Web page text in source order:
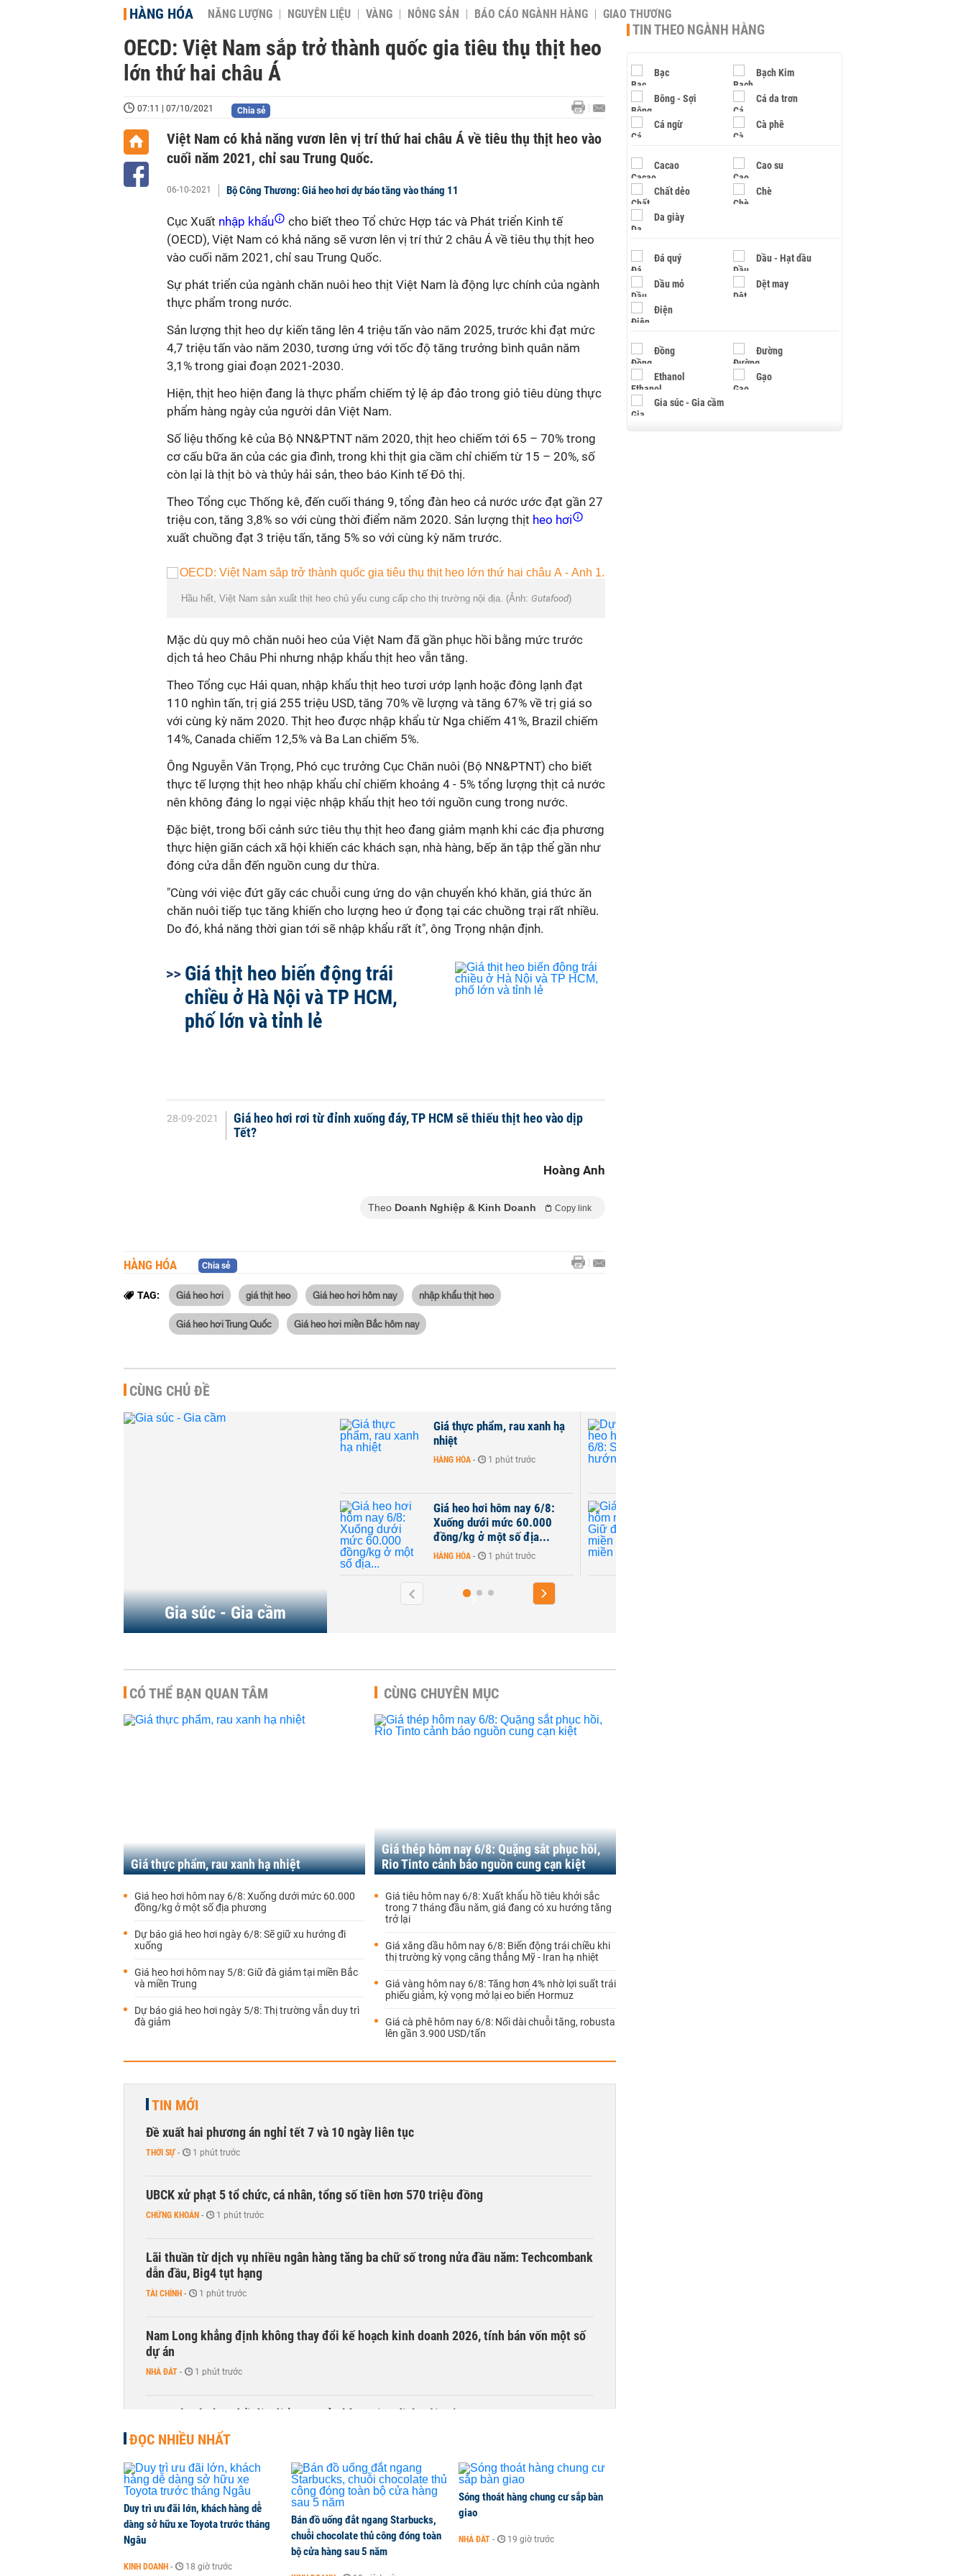
HÀNG HÓA NĂNG LƯỢNG NGUYÊN LIỆU VÀNG NÔNG SẢN BÁO CÁO NGÀNH HÀNG GIAO THƯƠNG
OECD: Việt Nam sắp trở thành quốc gia tiêu thụ thịt heo
lớn thứ hai châu Á
07:11 | 07/10/2021 Chia sẻ
Việt Nam có khả năng vươn lên vị trí thứ hai châu Á về tiêu thụ thịt heo vào
cuối năm 2021, chỉ sau Trung Quốc.
06-10-2021 Bộ Công Thương: Giá heo hơi dự báo tăng vào tháng 11
Cục Xuất nhập khẩu
cho biết theo Tổ chức Hợp tác và Phát triển Kinh tế
(OECD), Việt Nam có khả năng sẽ vươn lên vị trí thứ 2 châu Á về tiêu thụ thịt heo
vào cuối năm 2021, chỉ sau Trung Quốc.
Sự phát triển của ngành chăn nuôi heo thịt Việt Nam là động lực chính của ngành
thực phẩm trong nước.
Sản lượng thịt heo dự kiến tăng lên 4 triệu tấn vào năm 2025, trước khi đạt mức
4,7 triệu tấn vào năm 2030, tương ứng với tốc độ tăng trưởng bình quân năm
3,1% trong giai đoạn 2021-2030.
Hiện, thịt heo hiện đang là thực phẩm chiếm tỷ lệ áp đảo trong giỏ tiêu dùng thực
phẩm hàng ngày của người dân Việt Nam.
Số liệu thống kê của Bộ NN&PTNT năm 2020, thịt heo chiếm tới 65 – 70% trong
cơ cấu bữa ăn của các gia đình, trong khi thịt gia cầm chỉ chiếm từ 15 – 20%, số
còn lại là thịt bò và thủy hải sản, theo báo Kinh tế Đô thị.
Theo Tổng cục Thống kê, đến cuối tháng 9, tổng đàn heo cả nước ước đạt gần 27
triệu con, tăng 3,8% so với cùng thời điểm năm 2020. Sản lượng thịt heo hơi
xuất chuồng đạt 3 triệu tấn, tăng 5% so với cùng kỳ năm trước.
Hầu hết, Việt Nam sản xuất thịt heo chủ yếu cung cấp cho thị trường nội địa. (Ảnh: Gutafood)
Mặc dù quy mô chăn nuôi heo của Việt Nam đã gần phục hồi bằng mức trước
dịch tả heo Châu Phi nhưng nhập khẩu thịt heo vẫn tăng.
Theo Tổng cục Hải quan, nhập khẩu thịt heo tươi ướp lạnh hoặc đông lạnh đạt
110 nghìn tấn, trị giá 255 triệu USD, tăng 70% về lượng và tăng 67% về trị giá so
với cùng kỳ năm 2020. Thịt heo được nhập khẩu từ Nga chiếm 41%, Brazil chiếm
14%, Canada chiếm 12,5% và Ba Lan chiếm 5%.
Ông Nguyễn Văn Trọng, Phó cục trưởng Cục Chăn nuôi (Bộ NN&PTNT) cho biết
thực tế lượng thịt heo nhập khẩu chỉ chiếm khoảng 4 - 5% tổng lượng thịt cả nước
nên không đáng lo ngại việc nhập khẩu thịt heo tới nguồn cung trong nước.
Đặc biệt, trong bối cảnh sức tiêu thụ thịt heo đang giảm mạnh khi các địa phương
thực hiện giãn cách xã hội khiến các khách sạn, nhà hàng, bếp ăn tập thể gần như
đóng cửa dẫn đến nguồn cung dư thừa.
"Cùng với việc đứt gãy các chuỗi cung ứng do vận chuyển khó khăn, giá thức ăn
chăn nuôi tiếp tục tăng khiến cho lượng heo ứ đọng tại các chuồng trại rất nhiều.
Do đó, khả năng thời gian tới sẽ nhập khẩu rất ít", ông Trọng nhận định.
Giá thịt heo biến động trái
chiều ở Hà Nội và TP HCM,
phố lớn và tỉnh lẻ
28-09-2021
Giá heo hơi rơi từ đỉnh xuống đáy, TP HCM sẽ thiếu thịt heo vào dịp
Tết?
Hoàng Anh
Theo Doanh Nghiệp & Kinh Doanh Copy link
HÀNG HÓA Chia sẻ
TAG: Giá heo hơi giá thịt heo Giá heo hơi hôm nay nhập khẩu thịt heo
Giá heo hơi Trung Quốc Giá heo hơi miền Bắc hôm nay
CÙNG CHỦ ĐỀ
Gia súc - Gia cầm
Giá thực phẩm, rau xanh hạ
Giá heo hơi hôm nay 6/8:
Xuống dưới mức 60.000
đồng/kg ở một số địa...
1 phút trước
Dự báo giá heo hơi ngày
6/8: Sẽ giữ xu hướng đi
xuống
Giá heo hơi hôm nay 5/8:
Giữ đà giảm tại miền Bắc và
miền Trung
HÀNG HÓA 19 giờ trước
CÓ THỂ BẠN QUAN TÂM
Giá thực phẩm, rau xanh hạ nhiệt
Giá heo hơi hôm nay 6/8: Xuống dưới mức 60.000
đồng/kg ở một số địa phương
Dự báo giá heo hơi ngày 6/8: Sẽ giữ xu hướng đi
xuống
Giá heo hơi hôm nay 5/8: Giữ đà giảm tại miền Bắc
và miền Trung
Dự báo giá heo hơi ngày 5/8: Thị trường vẫn duy trì
đà giảm
CÙNG CHUYÊN MỤC
Giá thép hôm nay 6/8: Quặng sắt phục hồi,
Rio Tinto cảnh báo nguồn cung cạn kiệt
Giá tiêu hôm nay 6/8: Xuất khẩu hồ tiêu khởi sắc
trong 7 tháng đầu năm, giá đang có xu hướng tăng
trở lại
Giá xăng dầu hôm nay 6/8: Biến động trái chiều khi
thị trường kỳ vọng căng thẳng Mỹ - Iran hạ nhiệt
Giá vàng hôm nay 6/8: Tăng hơn 4% nhờ lợi suất trái
phiếu giảm, kỳ vọng mở lại eo biển Hormuz
Giá cà phê hôm nay 6/8: Nối dài chuỗi tăng, robusta
lên gần 3.900 USD/tấn
TIN MỚI
Đề xuất hai phương án nghỉ tết 7 và 10 ngày liên tục
THỜI SỰ - 1 phút trước
UBCK xử phạt 5 tổ chức, cá nhân, tổng số tiền hơn 570 triệu đồng
CHỨNG KHOÁN - 1 phút trước
Lãi thuần từ dịch vụ nhiều ngân hàng tăng ba chữ số trong nửa đầu năm: Techcombank
dẫn đầu, Big4 tụt hạng
TÀI CHÍNH - 1 phút trước
Nam Long khẳng định không thay đổi kế hoạch kinh doanh 2026, tính bán vốn một số
dự án
NHÀ ĐẤT - 1 phút trước
Sacombank thay đổi địa điểm trụ sở phòng giao dịch Đội Cấn
CHUYỂN ĐỘNG THỊ TRƯỜNG
ĐỌC NHIỀU NHẤT
Duy trì ưu đãi lớn, khách hàng dễ
dàng sở hữu xe Toyota trước tháng
Ngâu
KINH DOANH - 18 giờ trước
Bán đồ uống đắt ngang Starbucks,
chuỗi chocolate thủ công đóng toàn
bộ cửa hàng sau 5 năm
Sóng thoát hàng chung cư sắp bàn
giao
NHÀ ĐẤT - 19 giờ trước
TIN THEO NGÀNH HÀNG
Bạc Bạch Kim
Bông - Sợi Cá da trơn
Cá ngừ Cà phê
Cacao Cao su
Chất dẻo Chè
Da giày
Đá quý Dầu - Hạt dầu
Dầu mỏ Dệt may
Điện
Đồng Đường
Ethanol Gạo
Gia súc - Gia cầm